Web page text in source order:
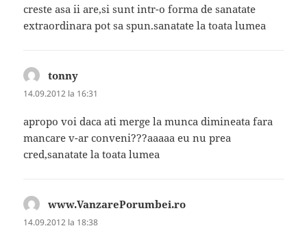
creste asa ii are,si sunt intr-o forma de sanatate
extraordinara pot sa spun.sanatate la toata lumea
tonny
14.09.2012 la 16:31
apropo voi daca ati merge la munca dimineata fara
mancare v-ar conveni???aaaaa eu nu prea
cred,sanatate la toata lumea
www.VanzarePorumbei.ro
14.09.2012 la 18:38